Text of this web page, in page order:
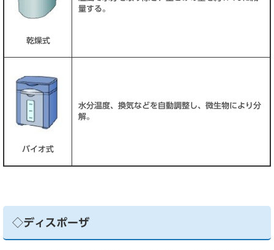
乾燥式
量する。
バイオ式
水分温度、換気などを自動調整し、微生物により分
解。
◇ディスポーザ